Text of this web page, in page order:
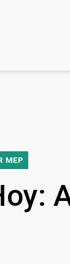
MEP